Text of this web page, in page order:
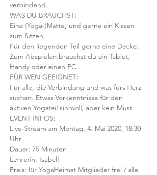
verbindend.
WAS DU BRAUCHST:
Eine (Yoga-)Matte, und gerne ein Kissen
zum Sitzen.
Für den liegenden Teil gerne eine Decke.
Zum Abspielen brauchst du ein Tablet,
Handy oder einen PC.
FÜR WEN GEEIGNET:
Für alle, die Verbindung und was fürs Herz
suchen. Etwas Vorkenntnisse für den
aktiven Yogateil sinnvoll, aber kein Muss.
EVENT-INFOS:
Live-Stream am Montag, 4. Mai 2020, 18:30
Uhr
Dauer: 75 Minuten
Lehrerin: Isabell
Preis: für YogaHeimat Mitglieder frei / alle